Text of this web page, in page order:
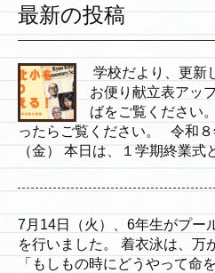
最新の投稿
学校だより、更新
お便り献立表アッ
ばをご覧ください
ったらご覧ください。 令和８
（金） 本日は、１学期終業式
7月14日（火）、6年生がプー
を行いました。 着衣泳は、万
「もしもの時にどうやって命